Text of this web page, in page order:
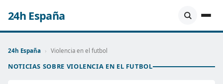
24h España
24h España › Violencia en el futbol
NOTICIAS SOBRE VIOLENCIA EN EL FUTBOL